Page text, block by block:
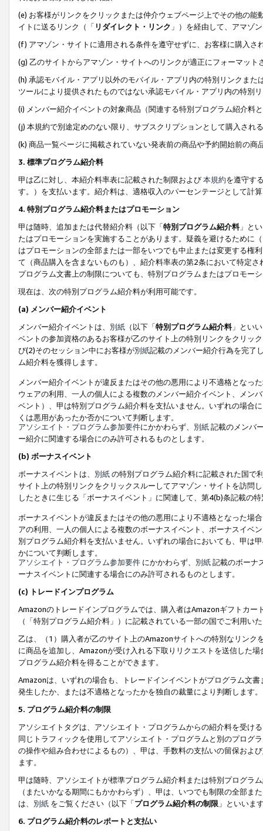
(e) お客様がリンクをクリックまたは仲介ウェブページ上でその他の
イトに送るリンク（「 リダイレクト・リンク 」）を経由して、アマゾ
(f) アマゾン・サイトに適用される条件を遵守せずに、お客様に購入さ
(g) 乙のサイトからアマゾン・サイトへのリンクが適正にフォーマッ
(h) 承認モバイル・アプリ以外のモバイル・アプリ内の特別リンクま
ツールにより提供されたものではない承認モバイル・アプリ内の特別
(i) メンバー紹介イベントの対象商品（関連する特別プログラム紹介料
(j) 本規約で別途定めのない限り、サブスクリプションとして購入され
(k) 商品一覧ページに掲載されていない発表前の商品や予約開始前の商
3. 標準プログラム紹介料
甲は乙に対し、本紹介料率表に記載された制限および本規約を遵守す
す。）を支払います。紹介料は、適格収入のパーセンテージとして計
4. 特別プログラム紹介料またはプロモーション
甲は随時、追加または代替紹介料（以下「特別プログラム紹介料」と
たはプロモーションを実施することがあります。疑義を避けるために
はプロモーションの全部または一部をいつでも中止または変更する権
て（商品購入を含まないものも）、紹介料率表の第2条において特定
プログラム文書上の制限についても、特別プログラムまたはプロモー
現在は、次の特別プログラム紹介料が利用可能です。
(a) メンバー紹介イベント
メンバー紹介イベントは、 別紙 （以下「特別プログラム紹介料」とい
ベントの参加資格のあるお客様が乙のサイト上の特別リンクをクリッ
び(2)そのセッション中にお客様が別紙記載のメンバー紹介行為を完了
ム紹介料を獲得します。
メンバー紹介イベントが違反またはその他の悪用により不適格となっ
ウェアの利用、一人の個人による複数のメンバー紹介イベント、メン
ベント）、甲は特別プログラム紹介料を支払いません。いずれの場合
くは悪用があったか否かについて判断します。
アソシエイト・プログラム参加要件にかかわらず、 別紙記載のメンバ
ー紹介に関連する場合にのみ許可されるものとします。
(b) ボーナスイベント
ボーナスイベントは、 別紙の特別プログラム紹介料に記載された国で
サイト上の特別リンクをクリックスルーしてアマゾン・サイトを訪問
したときに生じる「ボーナスイベント」に関連して、第4(b)条記載の
ボーナスイベントが違反またはその他の悪用により不適格となった場
アの利用、一人の個人による複数のボーナスイベント、ボーナスイベ
別プログラム紹介料を支払いません。いずれの場合においても、甲は
かについて判断します。
アソシエイト・プログラム参加要件 にかかわらず、 別紙記載のボーナ
ーナスイベントに関連する場合にのみ許可されるものとします。
(c) トレードインプログラム
Amazonのトレードインプログラムでは、購入者はAmazonギフトカ
（「特別プログラム紹介料」）に記載されている一部の国でご利用い
乙は、（1）購入者が乙のサイト上のAmazonサイトへの特別なリン
に商品を追加し、Amazonが受け入れる下取りリクエストを送信した
プログラム紹介料を得ることができます。
Amazonは、いずれの場合も、トレードインイベントがプログラム文
発生したか、または不適格となったかを独自の裁量により判断します。
5. プログラム紹介料の制限
アソシエイトタグは、アソシエイト・プログラムからの紹介料を受け
同じトラフィックを使用してアソシエイト・プログラムと別のプログ
の操作や組み合わせによるもの）、甲は、手数料の支払いの留保およ
ます。
甲は随時、アソシエイトが標準プログラム紹介料または特別プログラ
（またいかなる期間にもかかわらず）、甲は、いつでも制限の全部
は、 別紙 をご覧ください（以下「プログラム紹介料の制限 」といいま
6. プログラム紹介料のレポートと支払い